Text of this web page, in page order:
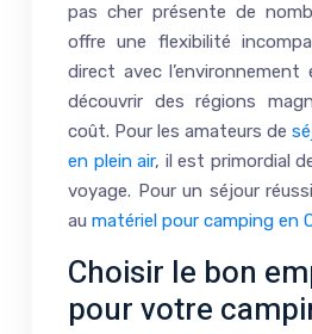
pas cher présente de
offre une flexibilité
direct avec
découvrir des régions
coût. Pour les amateurs de
en plein air, il est primordial
voyage. Pour un séjour
au matériel pour camping en
Choisir le bon
pour votre